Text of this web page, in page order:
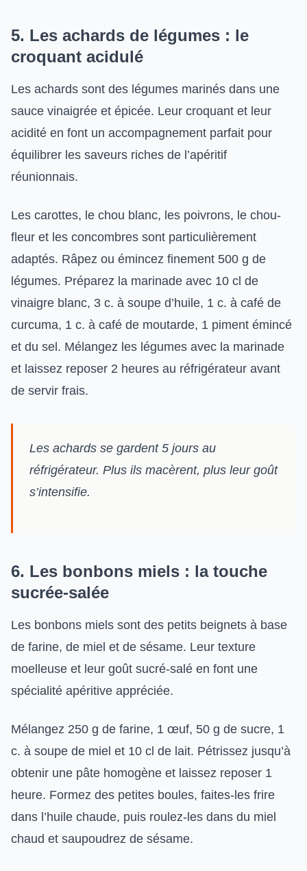
5. Les achards de légumes : le
croquant acidulé
Les achards sont des légumes marinés dans une
sauce vinaigrée et épicée. Leur croquant et leur
acidité en font un accompagnement parfait pour
équilibrer les saveurs riches de l’apéritif
réunionnais.
Les carottes, le chou blanc, les poivrons, le chou-
fleur et les concombres sont particulièrement
adaptés. Râpez ou émincez finement 500 g de
légumes. Préparez la marinade avec 10 cl de
vinaigre blanc, 3 c. à soupe d’huile, 1 c. à café de
curcuma, 1 c. à café de moutarde, 1 piment émincé
et du sel. Mélangez les légumes avec la marinade
et laissez reposer 2 heures au réfrigérateur avant
de servir frais.
Les achards se gardent 5 jours au
réfrigérateur. Plus ils macèrent, plus leur goût
s’intensifie.
6. Les bonbons miels : la touche
sucrée-salée
Les bonbons miels sont des petits beignets à base
de farine, de miel et de sésame. Leur texture
moelleuse et leur goût sucré-salé en font une
spécialité apéritive appréciée.
Mélangez 250 g de farine, 1 œuf, 50 g de sucre, 1
c. à soupe de miel et 10 cl de lait. Pétrissez jusqu’à
obtenir une pâte homogène et laissez reposer 1
heure. Formez des petites boules, faites-les frire
dans l’huile chaude, puis roulez-les dans du miel
chaud et saupoudrez de sésame.